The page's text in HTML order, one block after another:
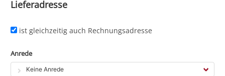
Lieferadresse
ist gleichzeitig auch Rechnungsadresse
Anrede